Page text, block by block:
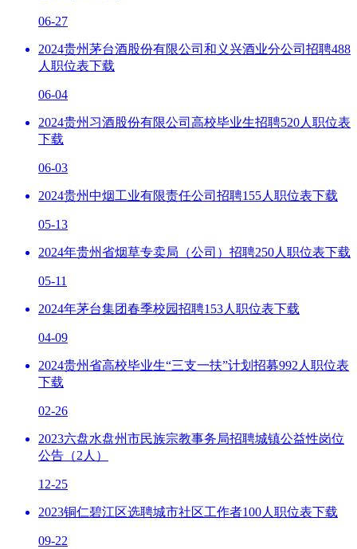
06-27
2024贵州茅台酒股份有限公司和义兴酒业分公司招聘488
人职位表下载
06-04
2024贵州习酒股份有限公司高校毕业生招聘520人职位表
下载
06-03
2024贵州中烟工业有限责任公司招聘155人职位表下载
05-13
2024年贵州省烟草专卖局（公司）招聘250人职位表下载
05-11
2024年茅台集团春季校园招聘153人职位表下载
04-09
2024贵州省高校毕业生“三支一扶”计划招募992人职位表
下载
02-26
2023六盘水盘州市民族宗教事务局招聘城镇公益性岗位
公告（2人）
12-25
2023铜仁碧江区选聘城市社区工作者100人职位表下载
09-22